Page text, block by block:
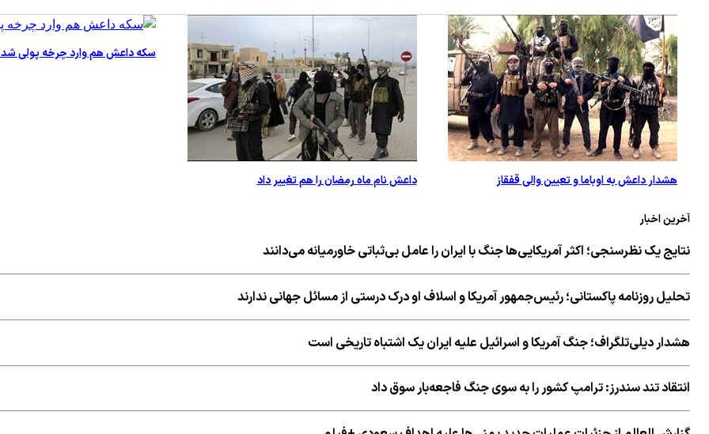
هشدار داعش به اوباما و تعیین والی قفقاز داعش نام ماه رمضان را هم تغییر داد
سکه داعش هم وارد چرخه پولی شد
آخرین اخبار
نتایج یک نظرسنجی؛ اکثر آمریکایی‌ها جنگ با ایران را عامل بی‌ثباتی خاورمیانه می‌دانند
تحلیل روزنامه پاکستانی؛ رئیس‌جمهور آمریکا و اسلاف او درک درستی از مسائل جهانی ندارند
هشدار دیلی‌تلگراف؛ جنگ آمریکا و اسرائیل علیه ایران یک اشتباه تاریخی است
انتقاد تند سندرز: ترامپ کشور را به سوی جنگ فاجعه‌بار سوق داد